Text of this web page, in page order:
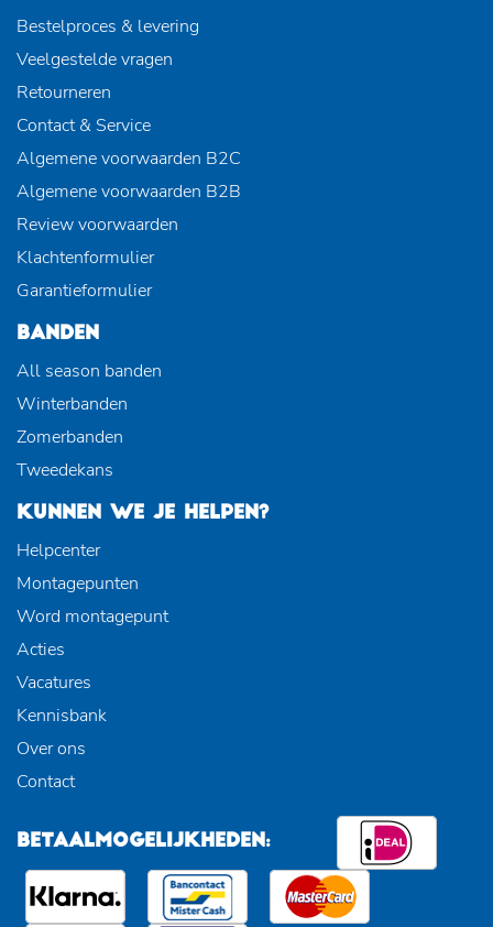
Bestelproces & levering
Veelgestelde vragen
Retourneren
Contact & Service
Algemene voorwaarden B2C
Algemene voorwaarden B2B
Review voorwaarden
Klachtenformulier
Garantieformulier
BANDEN
All season banden
Winterbanden
Zomerbanden
Tweedekans
KUNNEN WE JE HELPEN?
Helpcenter
Montagepunten
Word montagepunt
Acties
Vacatures
Kennisbank
Over ons
Contact
BETAALMOGELIJKHEDEN: